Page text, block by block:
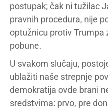
postupak; čak ni tužilac
pravnih procedura, nije
optužnicu protiv Trumpa
pobune.
U svakom slučaju,
ublažiti naše strepnje
demokratija ovde brani
sredstvima: prvo, pre